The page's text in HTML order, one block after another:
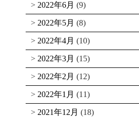
2022年6月 (9)
2022年5月 (8)
2022年4月 (10)
2022年3月 (15)
2022年2月 (12)
2022年1月 (11)
2021年12月 (18)